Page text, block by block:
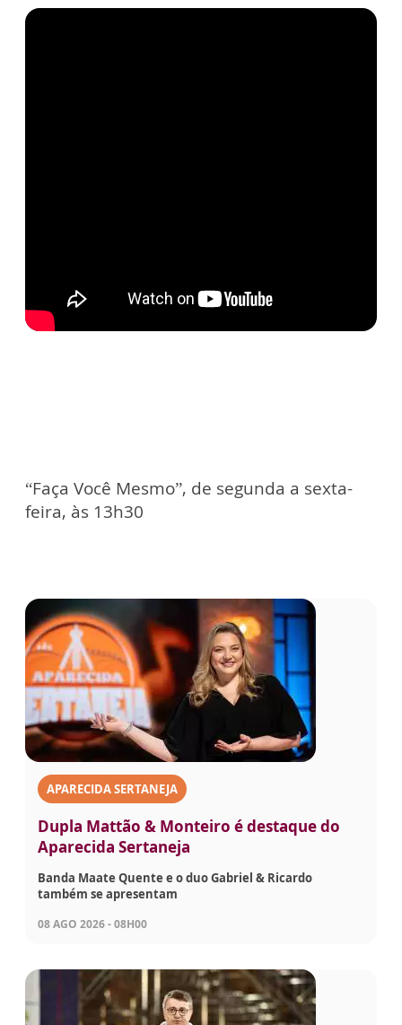
“Faça Você Mesmo”, de segunda a sexta-
feira, às 13h30
APARECIDA SERTANEJA
Dupla Mattão & Monteiro é destaque do
Aparecida Sertaneja
Banda Maate Quente e o duo Gabriel & Ricardo
também se apresentam
08 AGO 2026 - 08H00